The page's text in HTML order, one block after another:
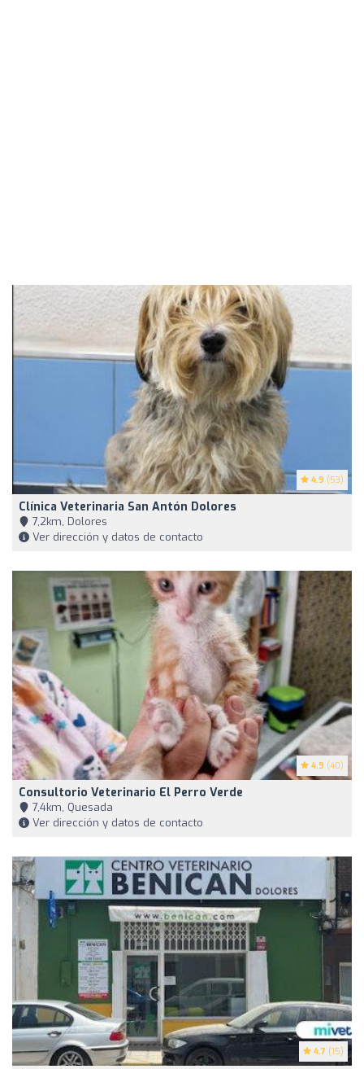
4.9 (53)
Clínica Veterinaria San Antón Dolores
7,2km, Dolores
Ver dirección y datos de contacto
4.9 (40)
Consultorio Veterinario El Perro Verde
7,4km, Quesada
Ver dirección y datos de contacto
4.7 (15)